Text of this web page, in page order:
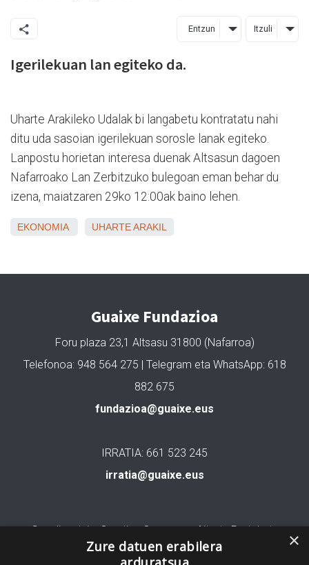
Entzun Itzuli
Igerilekuan lan egiteko da.
Uharte Arakileko Udalak bi langabetu kontratatu nahi
ditu uda sasoian igerilekuan sorosle lanak egiteko.
Lanpostu horietan interesa duenak Altsasun dagoen
Nafarroako Lan Zerbitzuko bulegoan eman behar du
izena, maiatzaren 29ko 12:00ak baino lehen.
EKONOMIA UHARTE ARAKIL
Guaixe Fundazioa
Foru plaza 23,1 Altsasu 31800 (Nafarroa)
Telefonoa: 948 564 275 | Telegram eta WhatsApp: 618
882 675
fundazioa@guaixe.eus
IRRATIA: 661 523 245
irratia@guaixe.eus
Gure lizentzia: Creative Commons Aitortu Partekatu ×
Zure datuen erabilera